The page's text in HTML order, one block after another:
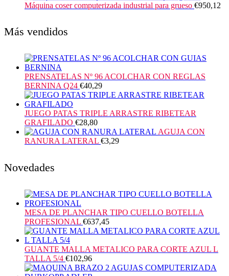
Máquina coser computerizada industrial para grueso €950,12
Más vendidos
PRENSATELAS Nº 96 ACOLCHAR CON REGLAS
BERNINA Q24 €40,29
JUEGO PATAS TRIPLE ARRASTRE RIBETEAR
GRAFILADO €28,80
AGUJA CON
RANURA LATERAL €3,29
Novedades
MESA DE PLANCHAR TIPO CUELLO BOTELLA
PROFESIONAL €637,45
GUANTE MALLA METALICO PARA CORTE AZUL L
TALLA 5/4 €102,96